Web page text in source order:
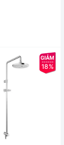
18%